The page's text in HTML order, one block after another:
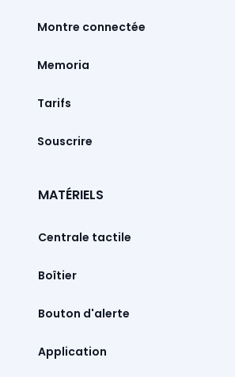
Montre connectée
Memoria
Tarifs
Souscrire
MATÉRIELS
Centrale tactile
Boîtier
Bouton d'alerte